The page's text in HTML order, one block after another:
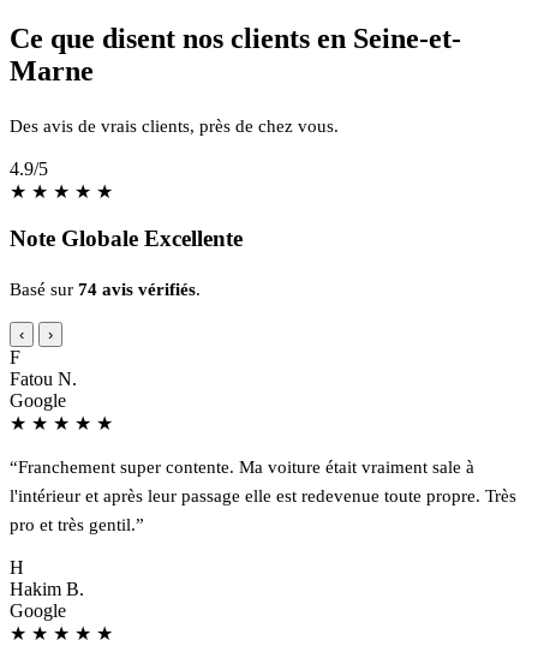
Ce que disent nos clients en Seine-et-
Marne
Des avis de vrais clients, près de chez vous.
4.9/5
★ ★ ★ ★ ★
Note Globale Excellente
Basé sur 74 avis vérifiés.
‹ ›
F
Fatou N.
Google
★ ★ ★ ★ ★
“Franchement super contente. Ma voiture était vraiment sale à
l'intérieur et après leur passage elle est redevenue toute propre. Très
pro et très gentil.”
H
Hakim B.
Google
★ ★ ★ ★ ★